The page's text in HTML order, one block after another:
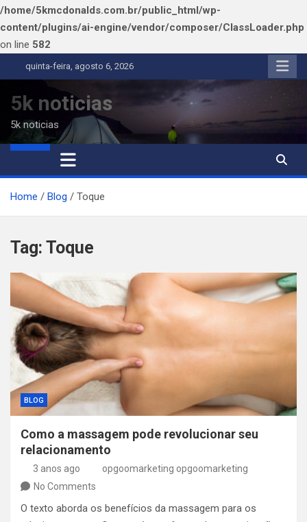
/home/5kmcdonalds.com.br/public_html/wp-
content/plugins/ai-engine/vendor/composer/ClassLoader.php
on line 582
to
content
quinta-feira, agosto 6, 2026
5k noticias
5k noticias
Home Blog Toque
Tag: Toque
BLOG
Como a massagem pode revolucionar seu
relacionamento
3 anos ago
opgoomarketing opgoomarketing
No Comments
O texto aborda os benefícios da massagem para os